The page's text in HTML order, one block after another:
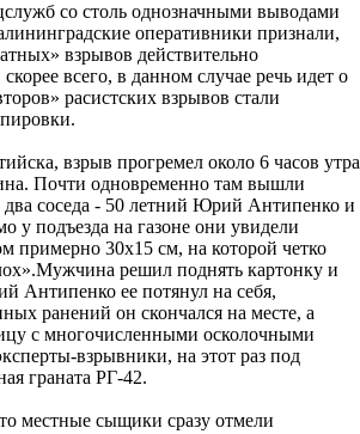
со столь однозначными выводами
оперативники признали,
взрывов действительно
всего, в данном случае речь идет о
расистских взрывов стали
взрыв прогремел около 6 часов утра
Почти одновременно там вышли
два соседа - 50 летний Юрий Антипенко и
у подъезда на газоне они увидели
примерно 30х15 см, на которой четко
решил поднять картонку и
Антипенко ее потянул на себя,
ранений он скончался на месте, а
с многочисленными осколочными
взрывники, на этот раз под
граната РГ-42.
местные сыщики сразу отмели